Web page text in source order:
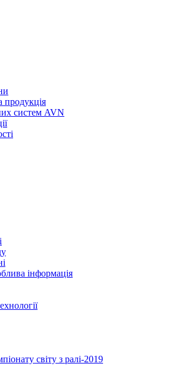
продукція
систем AVN
інформація
світу з ралі-2019